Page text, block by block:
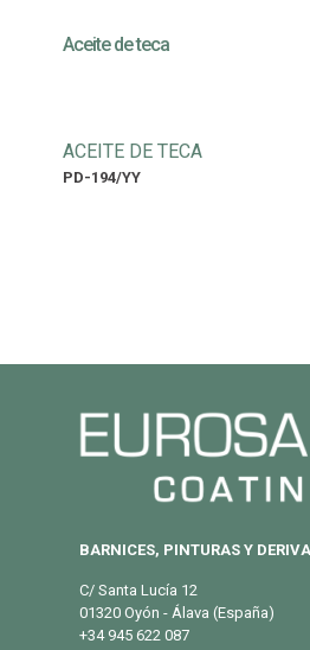
Aceite de teca
ACEITE DE TECA
PD-194/YY
BARNICES, PINTURAS Y
C/ Santa Lucía 12
01320 Oyón - Álava (España)
+34 945 622 087